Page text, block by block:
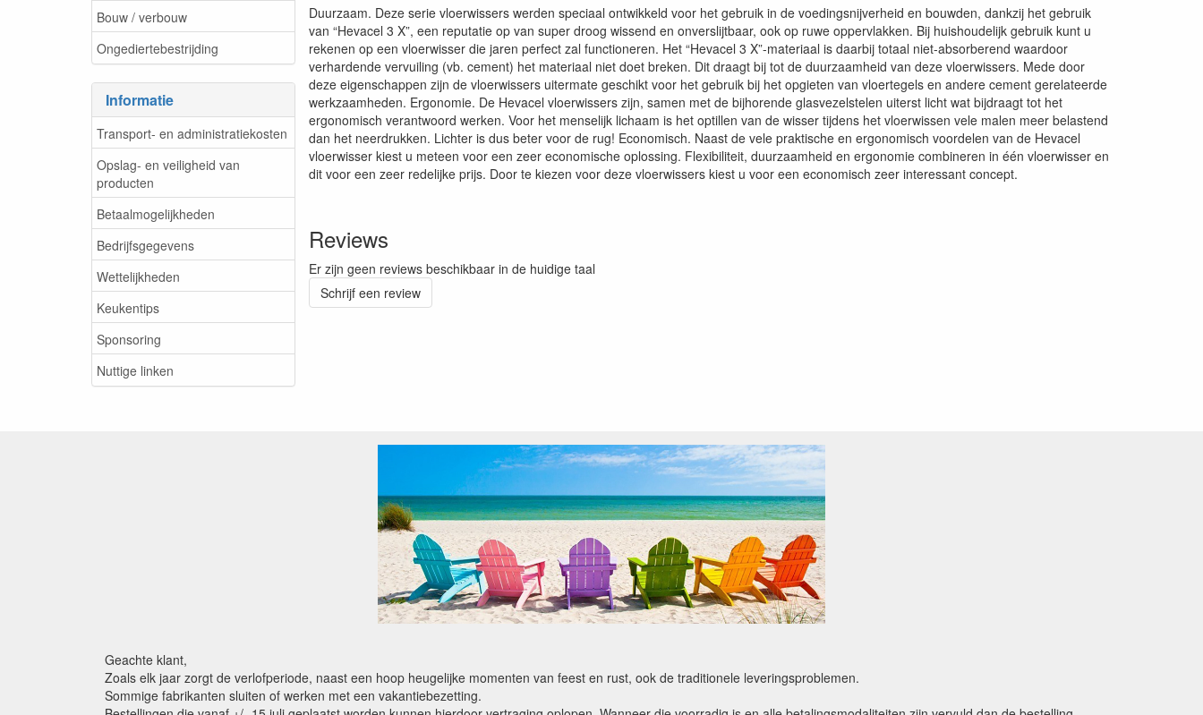
Bouw / verbouw
Ongediertebestrijding
Informatie
Transport- en administratiekosten
Opslag- en veiligheid van
producten
Betaalmogelijkheden
Bedrijfsgegevens
Wettelijkheden
Keukentips
Sponsoring
Nuttige linken
Duurzaam. Deze serie vloerwissers werden speciaal ontwikkeld voor het gebruik in de voedingsnijverheid en bouwden, dankzij het gebruik
van “Hevacel 3 X”, een reputatie op van super droog wissend en onverslijtbaar, ook op ruwe oppervlakken. Bij huishoudelijk gebruik kunt u
rekenen op een vloerwisser die jaren perfect zal functioneren. Het “Hevacel 3 X”-materiaal is daarbij totaal niet-absorberend waardoor
verhardende vervuiling (vb. cement) het materiaal niet doet breken. Dit draagt bij tot de duurzaamheid van deze vloerwissers. Mede door
deze eigenschappen zijn de vloerwissers uitermate geschikt voor het gebruik bij het opgieten van vloertegels en andere cement gerelateerde
werkzaamheden. Ergonomie. De Hevacel vloerwissers zijn, samen met de bijhorende glasvezelstelen uiterst licht wat bijdraagt tot het
ergonomisch verantwoord werken. Voor het menselijk lichaam is het optillen van de wisser tijdens het vloerwissen vele malen meer belastend
dan het neerdrukken. Lichter is dus beter voor de rug! Economisch. Naast de vele praktische en ergonomisch voordelen van de Hevacel
vloerwisser kiest u meteen voor een zeer economische oplossing. Flexibiliteit, duurzaamheid en ergonomie combineren in één vloerwisser en
dit voor een zeer redelijke prijs. Door te kiezen voor deze vloerwissers kiest u voor een economisch zeer interessant concept.
Reviews
Er zijn geen reviews beschikbaar in de huidige taal
Schrijf een review
Geachte klant,
Zoals elk jaar zorgt de verlofperiode, naast een hoop heugelijke momenten van feest en rust, ook de traditionele leveringsproblemen.
Sommige fabrikanten sluiten of werken met een vakantiebezetting.